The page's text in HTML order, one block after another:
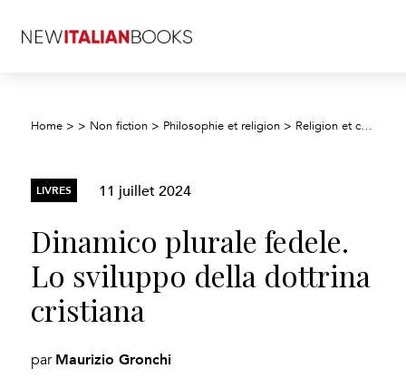
Home > > Non fiction > Philosophie et religion > Religion et croyances
LIVRES 11 juillet 2024
Dinamico plurale fedele.
Lo sviluppo della dottrina
cristiana
par Maurizio Gronchi